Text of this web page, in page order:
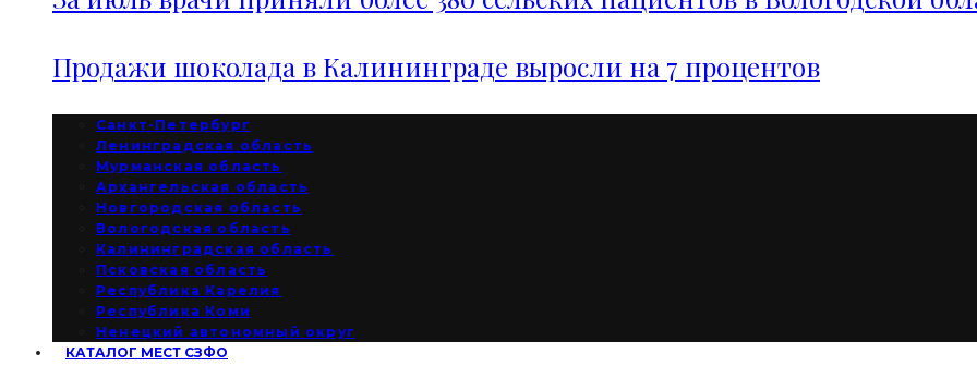
Продажи шоколада в Калининграде выросли на 7 процентов
Санкт-Петербург
Ленинградская область
Мурманская область
Архангельская область
Новгородская область
Вологодская область
Калининградская область
Псковская область
Республика Карелия
Республика Коми
Ненецкий автономный округ
КАТАЛОГ МЕСТ СЗФО